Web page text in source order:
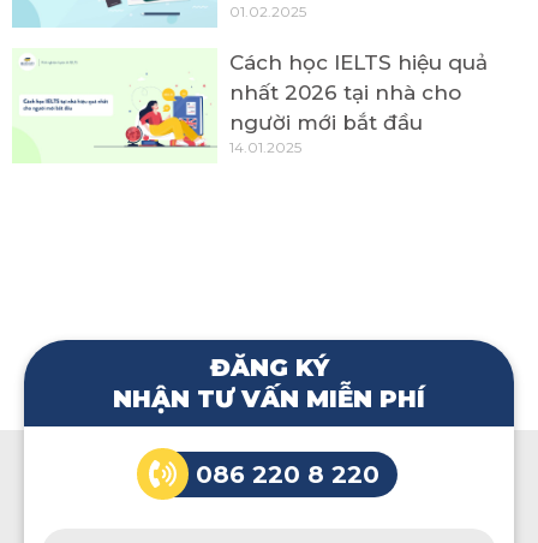
01.02.2025
Cách học IELTS hiệu quả
nhất 2026 tại nhà cho
người mới bắt đầu
14.01.2025
ĐĂNG KÝ
NHẬN TƯ VẤN MIỄN PHÍ
086 220 8 220